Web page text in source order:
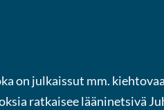
on julkaissut mm.
ratkaisee lääninetsivä